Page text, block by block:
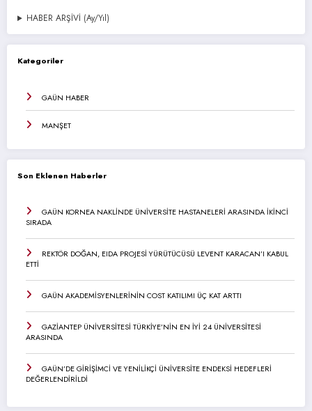
HABER ARŞİVİ (Ay/Yıl)
Kategoriler
GAÜN HABER
MANŞET
Son Eklenen Haberler
GAÜN KORNEA NAKLİNDE ÜNİVERSİTE HASTANELERİ ARASINDA İKİNCİ
SIRADA
REKTÖR DOĞAN, EIDA PROJESİ YÜRÜTÜCÜSÜ LEVENT KARACAN’I KABUL
ETTİ
GAÜN AKADEMİSYENLERİNİN COST KATILIMI ÜÇ KAT ARTTI
GAZİANTEP ÜNİVERSİTESİ TÜRKİYE’NİN EN İYİ 24 ÜNİVERSİTESİ
ARASINDA
GAÜN’DE GİRİŞİMCİ VE YENİLİKÇİ ÜNİVERSİTE ENDEKSİ HEDEFLERİ
DEĞERLENDİRİLDİ